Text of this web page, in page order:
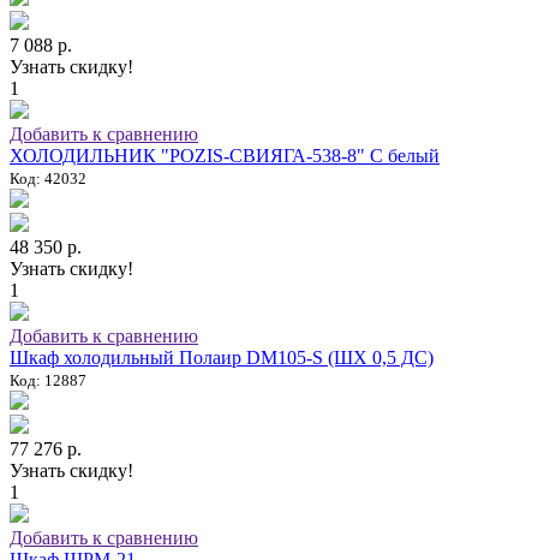
7 088 р.
Узнать скидку!
1
Добавить к сравнению
ХОЛОДИЛЬНИК "POZIS-СВИЯГА-538-8" C белый
Код: 42032
48 350 р.
Узнать скидку!
1
Добавить к сравнению
Шкаф холодильный Полаир DM105-S (ШХ 0,5 ДС)
Код: 12887
77 276 р.
Узнать скидку!
1
Добавить к сравнению